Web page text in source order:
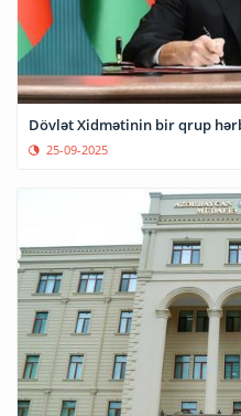
Dövlət Xidmətinin bir qrup
25-09-2025